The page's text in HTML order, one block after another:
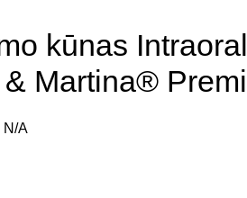
kūnas
Martina®
N/A